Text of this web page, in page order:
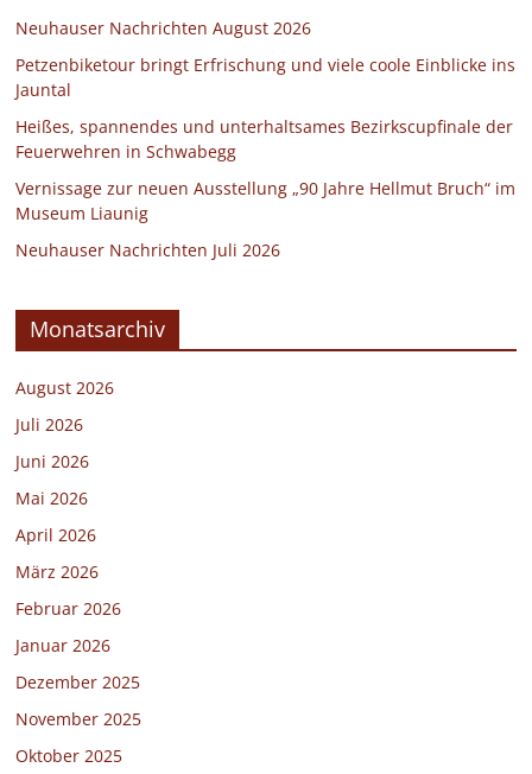
Neuhauser Nachrichten August 2026
Petzenbiketour bringt Erfrischung und viele coole Einblicke ins
Jauntal
Heißes, spannendes und unterhaltsames Bezirkscupfinale der
Feuerwehren in Schwabegg
Vernissage zur neuen Ausstellung „90 Jahre Hellmut Bruch“ im
Museum Liaunig
Neuhauser Nachrichten Juli 2026
Monatsarchiv
August 2026
Juli 2026
Juni 2026
Mai 2026
April 2026
März 2026
Februar 2026
Januar 2026
Dezember 2025
November 2025
Oktober 2025